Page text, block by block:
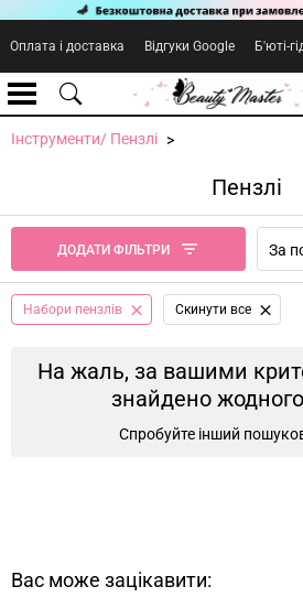
Оплата і доставка Відгуки Google Б'юті-
Інструменти/ Пензлі
Пензлі
ДОДАТИ ФІЛЬТРИ За
Набори пензлів Cкинути все
На жаль, за вашими
знайдено
Спробуйте інший
Вас може зацікавити: